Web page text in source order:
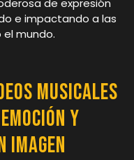
e impactando a las
mundo.
Musicales
y
Imagen